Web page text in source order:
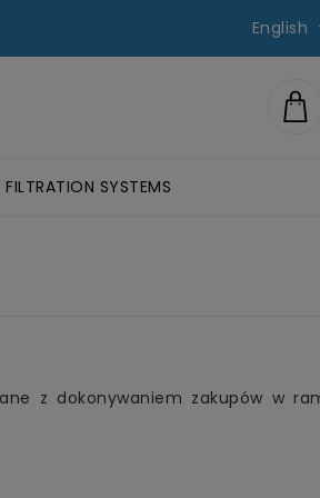
English
FILTRATION SYSTEMS
z dokonywaniem zakupów w